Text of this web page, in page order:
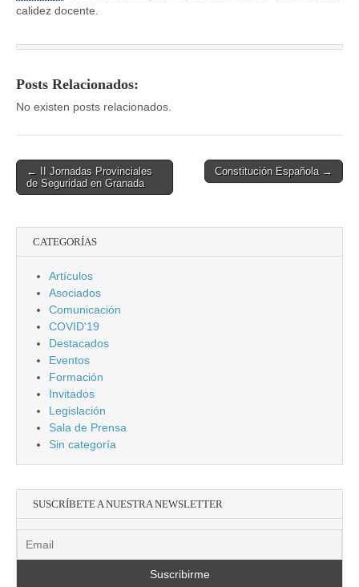
calidez docente.
Posts Relacionados:
No existen posts relacionados.
Post
navigation
← II Jornadas Provinciales
de Seguridad en Granada
Constitución Española →
CATEGORÍAS
Artículos
Asociados
Comunicación
COVID'19
Destacados
Eventos
Formación
Invitados
Legislación
Sala de Prensa
Sin categoría
SUSCRÍBETE A NUESTRA NEWSLETTER